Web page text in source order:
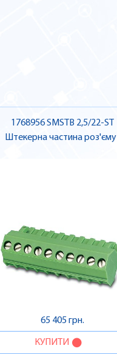
1768956 SMSTB 2,5/22-ST
Штекерна частина роз'єму ,
65 405 грн.
КУПИТИ